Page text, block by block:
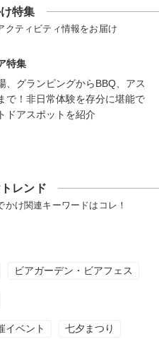
特集
クティビティ情報をお届け
特集
、グランピングからBBQ、アス
で！非日常体験を存分に堪能で
ドアスポットを紹介
レンド
け関連キーワードはコレ！
ビアガーデン・ビアフェス
イベント 七夕まつり